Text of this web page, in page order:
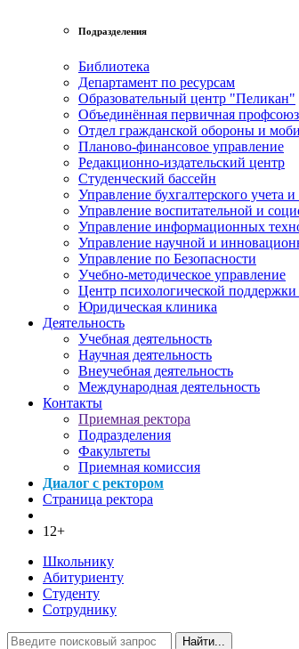
Подразделения
Библиотека
Департамент по ресурсам
Образовательный центр "Пеликан"
Объединённая первичная
Отдел гражданской обороны и
Планово-финансовое управление
Редакционно-издательский центр
Студенческий бассейн
Управление бухгалтерского учета
Управление воспитательной и
Управление информационных
Управление научной и
Управление по Безопасности
Учебно-методическое управление
Центр психологической
Юридическая клиника
Деятельность
Учебная деятельность
Научная деятельность
Внеучебная деятельность
Международная деятельность
Контакты
Приемная ректора
Подразделения
Факультеты
Приемная комиссия
Диалог с ректором
Страница ректора
12+
Школьнику
Абитуриенту
Студенту
Сотруднику
Найти...